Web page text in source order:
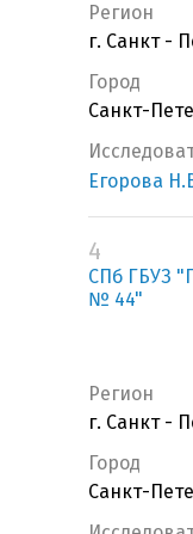
Регион
г. Санкт -
Город
Санкт-
Егорова
4
СПб ГБУЗ
№ 44"
Регион
г. Санкт -
Город
Санкт-